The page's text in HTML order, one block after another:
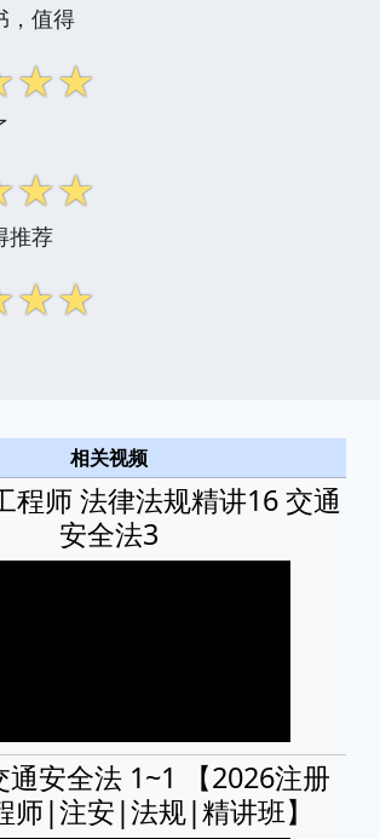
，值得
☆☆
☆☆
推荐
☆☆
相关视频
程师 法律法规精讲16 交通
安全法3
通安全法 1~1 【2026注册
师|注安|法规|精讲班】